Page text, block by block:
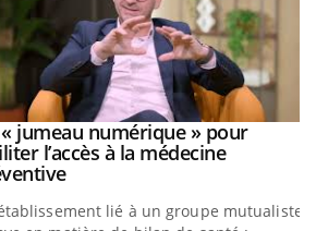
jumeau numérique » pour
l’accès à la médecine
Youtube
lié à un groupe mutualiste
DE FOOD sur le diabèteYoutube
de food sur le diabète, c'est votre
rendez-vous culinaire qui bouscule
reçues ! Dans cet épisode, une ...